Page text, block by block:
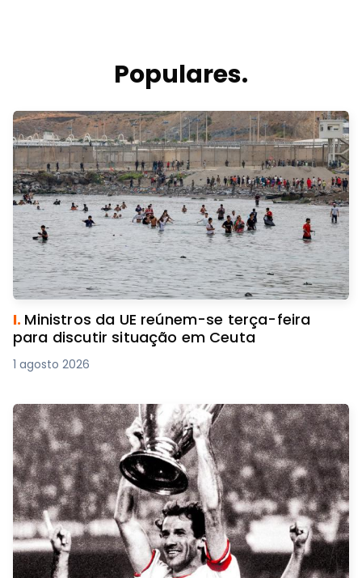
Populares.
I. Ministros da UE reúnem-se terça-feira
para discutir situação em Ceuta
1 agosto 2026